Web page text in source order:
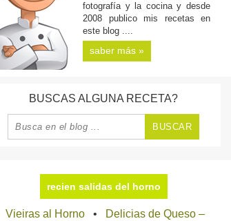
fotografía y la cocina y desde
2008 publico mis recetas en
este blog ....
saber más »
BUSCAS ALGUNA RECETA?
recien salidas del horno
Vieiras al Horno
Delicias de Queso –